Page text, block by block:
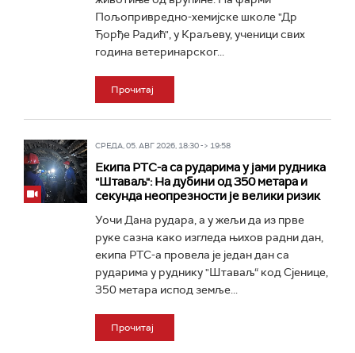
Пољопривредно-хемијске школе "Др
Ђорђе Радић", у Краљеву, ученици свих
година ветеринарског...
Прочитај
СРЕДА, 05. АВГ 2026, 18:30 -> 19:58
Екипа РТС-а са рударима у јами рудника
"Штаваљ": На дубини од 350 метара и
секунда неопрезности је велики ризик
Уочи Дана рудара, а у жељи да из прве
руке сазна како изгледа њихов радни дан,
екипа РТС-а провела је један дан са
рударима у руднику "Штаваљ“ код Сјенице,
350 метара испод земље...
Прочитај